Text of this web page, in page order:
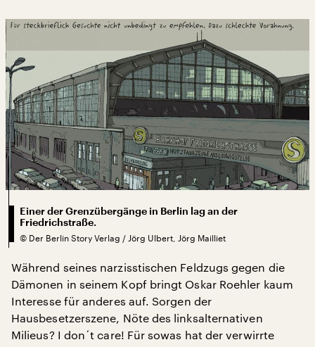
Einer der Grenzübergänge in Berlin lag an der
Friedrichstraße.
© Der Berlin Story Verlag / Jörg Ulbert, Jörg Mailliet
Während seines narzisstischen Feldzugs gegen die
Dämonen in seinem Kopf bringt Oskar Roehler kaum
Interesse für anderes auf. Sorgen der
Hausbesetzerszene, Nöte des linksalternativen
Milieus? I don´t care! Für sowas hat der verwirrte